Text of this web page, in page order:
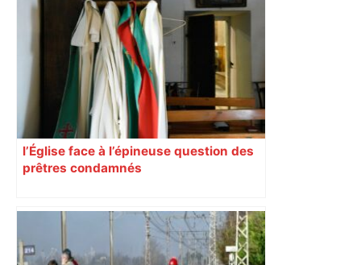
économique, un axe majeur va être
fermé en fin de soirée, voici les
déviations – Actu.fr
l’Église face à l’épineuse question des
prêtres condamnés